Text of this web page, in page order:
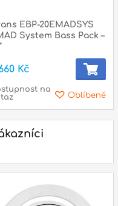
EBP-20EMADSYS
System Bass Pack –
Kč
Oblíbené
na